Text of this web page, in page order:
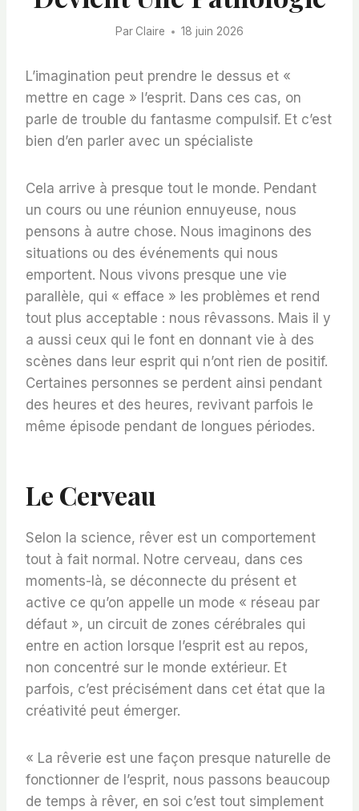
Par Claire 18 juin 2026
L’imagination peut prendre le dessus et «
mettre en cage » l’esprit. Dans ces cas, on
parle de trouble du fantasme compulsif. Et c’est
bien d’en parler avec un spécialiste
Cela arrive à presque tout le monde. Pendant
un cours ou une réunion ennuyeuse, nous
pensons à autre chose. Nous imaginons des
situations ou des événements qui nous
emportent. Nous vivons presque une vie
parallèle, qui « efface » les problèmes et rend
tout plus acceptable : nous rêvassons. Mais il y
a aussi ceux qui le font en donnant vie à des
scènes dans leur esprit qui n’ont rien de positif.
Certaines personnes se perdent ainsi pendant
des heures et des heures, revivant parfois le
même épisode pendant de longues périodes.
Le Cerveau
Selon la science, rêver est un comportement
tout à fait normal. Notre cerveau, dans ces
moments-là, se déconnecte du présent et
active ce qu’on appelle un mode « réseau par
défaut », un circuit de zones cérébrales qui
entre en action lorsque l’esprit est au repos,
non concentré sur le monde extérieur. Et
parfois, c’est précisément dans cet état que la
créativité peut émerger.
« La rêverie est une façon presque naturelle de
fonctionner de l’esprit, nous passons beaucoup
de temps à rêver, en soi c’est tout simplement